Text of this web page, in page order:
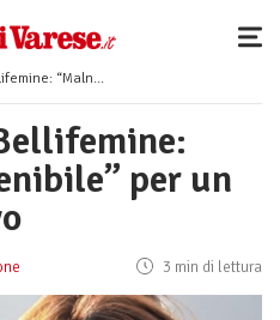
per un futuro inclusivo
per un
3 min di lettura